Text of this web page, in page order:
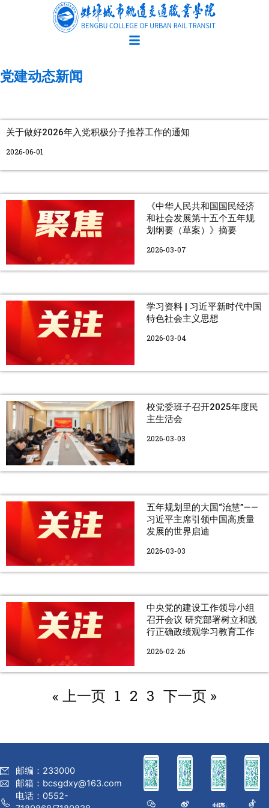
党建动态新闻
关于做好2026年入党积极分子推荐工作的通知
2026-06-01
《中华人民共和国国民经济
和社会发展第十五个五年规
划纲要（草案）》摘要
2026-03-07
学习资料 | 习近平新时代中国
特色社会主义思想
2026-03-04
校党委班子召开2025年度民
主生活会
2026-03-03
五年规划里的大国“治慧”——
习近平主席引领中国高质量
发展的世界启迪
2026-03-03
中央党的建设工作领导小组
召开会议 研究部署树立和践
行正确政绩观学习教育工作
2026-02-26
« 上一页 1 2 3 下一页 »
邮编：233000
邮箱：bcsgdxy@163.com
电话：0552-